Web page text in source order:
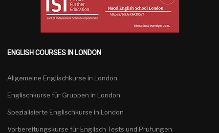
ENGLISH COURSES IN LONDON
Allgemeine Englischkurse in London
Englischkurse für Gruppen in London
Spezialisierte Englischkurse in London
Vorbereitungskurse für Englisch Tests und Prüfungen